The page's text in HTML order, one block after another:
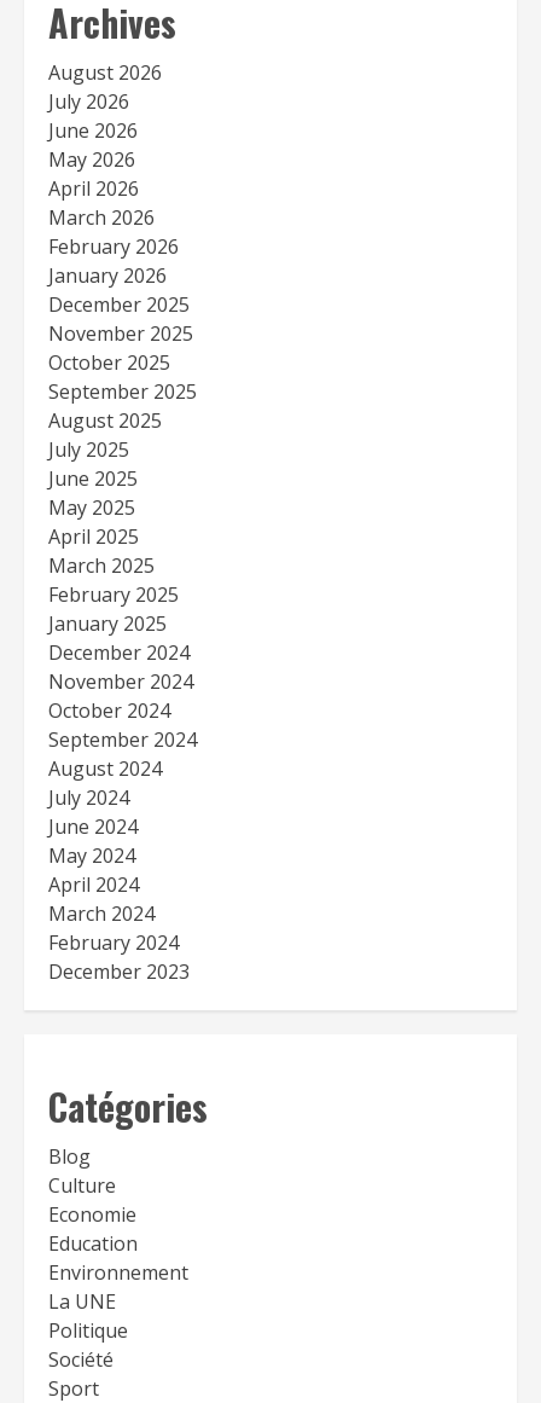
Archives
August 2026
July 2026
June 2026
May 2026
April 2026
March 2026
February 2026
January 2026
December 2025
November 2025
October 2025
September 2025
August 2025
July 2025
June 2025
May 2025
April 2025
March 2025
February 2025
January 2025
December 2024
November 2024
October 2024
September 2024
August 2024
July 2024
June 2024
May 2024
April 2024
March 2024
February 2024
December 2023
Catégories
Blog
Culture
Economie
Education
Environnement
La UNE
Politique
Société
Sport